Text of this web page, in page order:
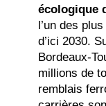
écologique
l’un des
d’ici 2030.
Bordeaux-
millions de
remblais